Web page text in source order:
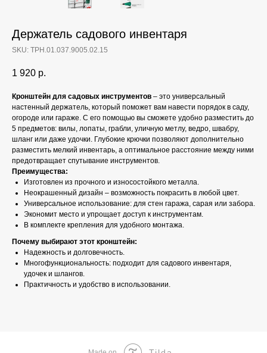
Держатель садового инвентаря
SKU: ТРН.01.037.9005.02.15
1 920 р.
Кронштейн для садовых инструментов – это универсальный
настенный держатель, который поможет вам навести порядок в саду,
огороде или гараже. С его помощью вы сможете удобно разместить до
5 предметов: вилы, лопаты, грабли, уличную метлу, ведро, швабру,
шланг или даже удочки. Глубокие крючки позволяют дополнительно
разместить мелкий инвентарь, а оптимальное расстояние между ними
предотвращает спутывание инструментов.
Преимущества:
Изготовлен из прочного и износостойкого металла.
Неокрашенный дизайн – возможность покрасить в любой цвет.
Универсальное использование: для стен гаража, сарая или забора.
Экономит место и упрощает доступ к инструментам.
В комплекте крепления для удобного монтажа.
Почему выбирают этот кронштейн:
Надежность и долговечность.
Многофункциональность: подходит для садового инвентаря,
удочек и шлангов.
Практичность и удобство в использовании.